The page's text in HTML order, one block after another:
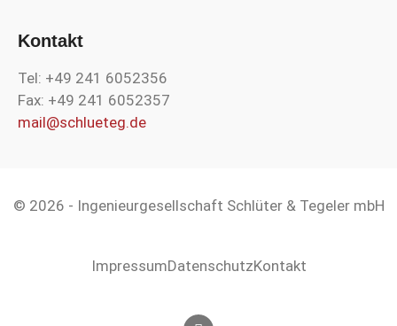
Kontakt
Tel: +49 241 6052356
Fax: +49 241 6052357
mail@schlueteg.de
© 2026 - Ingenieurgesellschaft Schlüter & Tegeler mbH
ImpressumDatenschutzKontakt